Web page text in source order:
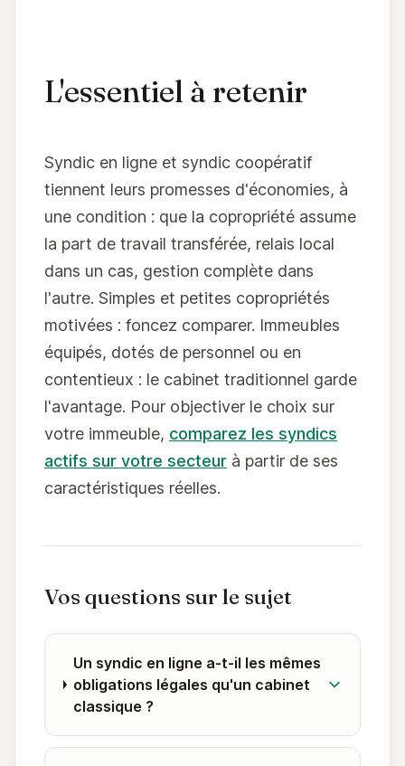
L'essentiel à retenir
Syndic en ligne et syndic coopératif
tiennent leurs promesses d'économies, à
une condition : que la copropriété assume
la part de travail transférée, relais local
dans un cas, gestion complète dans
l'autre. Simples et petites copropriétés
motivées : foncez comparer. Immeubles
équipés, dotés de personnel ou en
contentieux : le cabinet traditionnel garde
l'avantage. Pour objectiver le choix sur
votre immeuble, comparez les syndics
actifs sur votre secteur à partir de ses
caractéristiques réelles.
Vos questions sur le sujet
Un syndic en ligne a-t-il les mêmes
obligations légales qu'un cabinet
classique ?